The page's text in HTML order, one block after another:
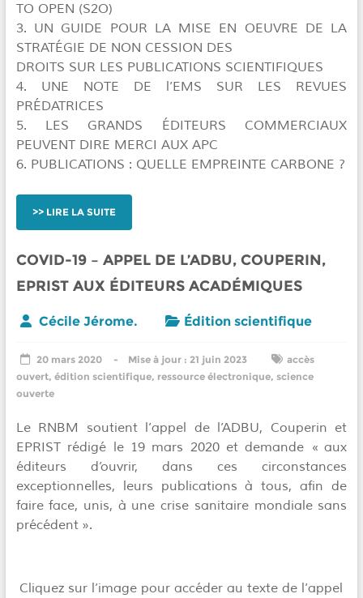
TO OPEN (S2O)
3. UN GUIDE POUR LA MISE EN OEUVRE DE LA
STRATÉGIE DE NON CESSION DES
DROITS SUR LES PUBLICATIONS SCIENTIFIQUES
4. UNE NOTE DE l’EMS SUR LES REVUES
PRÉDATRICES
5. LES GRANDS ÉDITEURS COMMERCIAUX
PEUVENT DIRE MERCI AUX APC
6. PUBLICATIONS : QUELLE EMPREINTE CARBONE ?
LIRE LA SUITE
COVID-19 – APPEL DE L’ADBU, COUPERIN,
EPRIST AUX ÉDITEURS ACADÉMIQUES
Cécile Jérome. Édition scientifique
20 mars 2020 21 juin 2023
accès
ouvert, édition scientifique, ressource électronique, science
ouverte
Le RNBM soutient l’appel de l’ADBU, Couperin et
EPRIST rédigé le 19 mars 2020 et demande « aux
éditeurs d’ouvrir, dans ces circonstances
exceptionnelles, leurs publications à tous, afin de
faire face, unis, à une crise sanitaire mondiale sans
précédent ».
Cliquez sur l’image pour accéder au texte de l’appel